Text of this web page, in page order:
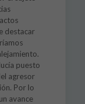
destacar
puesto
agresor
Por lo
avance